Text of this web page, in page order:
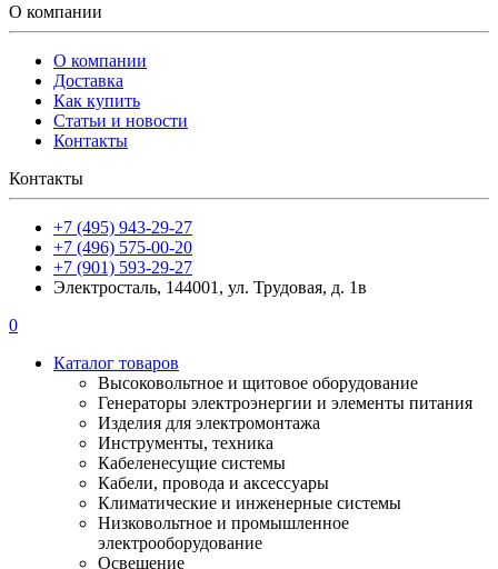
О компании
О компании
Доставка
Как купить
Статьи и новости
Контакты
Контакты
+7 (495) 943-29-27
+7 (496) 575-00-20
+7 (901) 593-29-27
Электросталь, 144001, ул. Трудовая, д. 1в
0
Каталог товаров
Высоковольтное и щитовое оборудование
Генераторы электроэнергии и элементы питания
Изделия для электромонтажа
Инструменты, техника
Кабеленесущие системы
Кабели, провода и аксессуары
Климатические и инженерные системы
Низковольтное и промышленное
электрооборудование
Освещение